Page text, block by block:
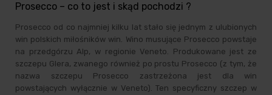
Prosecco – co to jest i skąd pochodzi ?
Prosecco od co najmniej kilku lat stało się jednym z ulubionych
win polskich miłośników win. Wino musujące Prosecco powstaje
na przedgórzu Alp, w regionie Veneto. Produkowane jest ze
szczepu Glera, zwanego również po prostu Prosecco (z tym, że
nazwa szczepu Prosecco zastrzeżona jest dla win
powstających wyłącznie w Veneto). Ten specyficzny szczep w